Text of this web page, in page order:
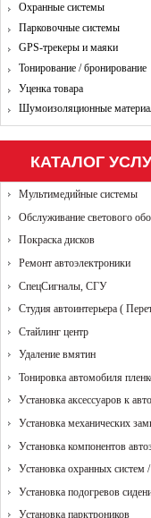
Охранные системы
Парковочные системы
GPS-трекеры и маяки
Тонирование / бронирование
Уценка товара
Шумоизоляционные
КАТАЛОГ
Мультимедийные системы
Обслуживание светового
Покраска дисков
Ремонт автоэлектроники
СпецСигналы, СГУ
Студия автоинтерьера (
Стайлинг центр
Удаление вмятин
Тонировка автомобиля
Установка аксессуаров к
Установка механических
Установка компонентов
Установка охранных систем
Установка подогревов
Установка парктроников